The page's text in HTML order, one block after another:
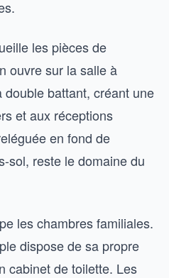
les pièces de
ouvre sur la salle à
battant, créant une
et aux réceptions
en fond de
sol, reste le domaine du
les chambres familiales.
dispose de sa propre
cabinet de toilette. Les